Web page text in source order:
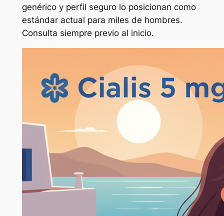
genérico y perfil seguro lo posicionan como
estándar actual para miles de hombres.
Consulta siempre previo al inicio.